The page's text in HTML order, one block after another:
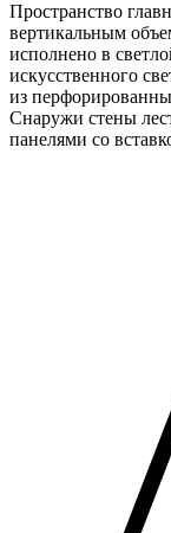
Пространство
вертикальным
исполнено в
искусственного
из
Снаружи стены
панелями со